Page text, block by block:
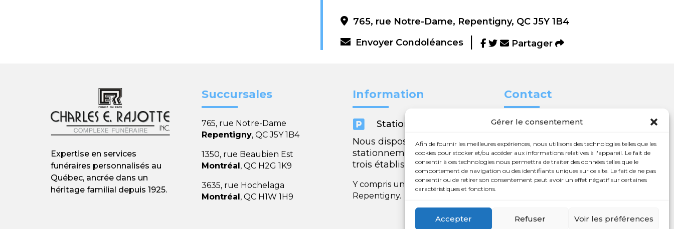
Gérer le consentement
Afin de fournir les meilleures expériences, nous utilisons des technologies telles que les
cookies pour stocker et/ou accéder aux informations relatives à l'appareil. Le fait de
consentir à ces technologies nous permettra de traiter des données telles que le
comportement de navigation ou des identifiants uniques sur ce site. Le fait de ne pas
consentir ou de retirer son consentement peut avoir un effet négatif sur certaines
caractéristiques et fonctions.
Accepter Refuser Voir les préférences
765, rue Notre-Dame, Repentigny, QC J5Y 1B4
Envoyer Condoléances
Partager
Expertise en services
funéraires personnalisés au
Québec, ancrée dans un
héritage familial depuis 1925.
Succursales
765, rue Notre-Dame
Repentigny, QC J5Y 1B4
1350, rue Beaubien Est
Montréal, QC H2G 1K9
3635, rue Hochelaga
Montréal, QC H1W 1H9
Information

Stationnement
Nous disposons de
stationnements dans nos
trois établissements.
Y compris un très spacieux à
Repentigny.
Contact
 450 654-3342
 info@charlesrajotte.com

Siège social à
Repentigny